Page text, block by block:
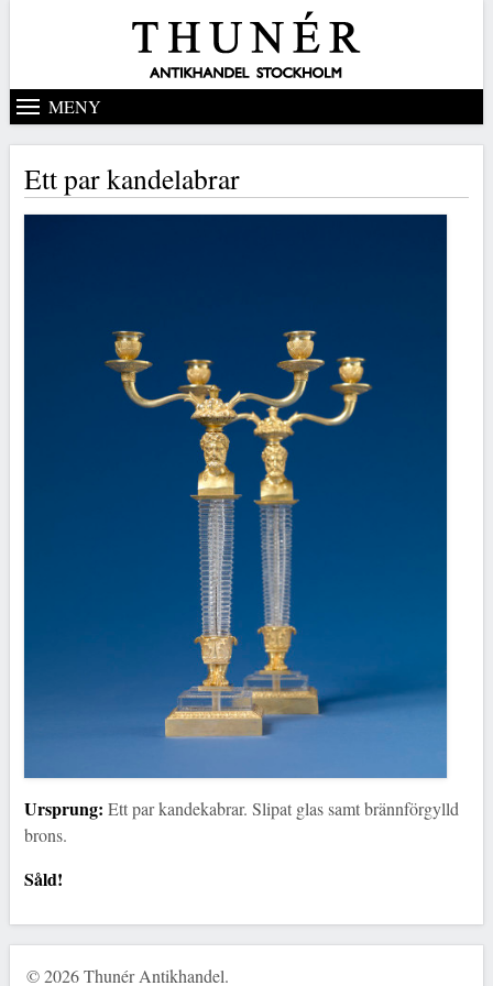
MENY
Ett par kandelabrar
Ursprung: Ett par kandekabrar. Slipat glas samt brännförgylld
brons.
Såld!
© 2026 Thunér Antikhandel.